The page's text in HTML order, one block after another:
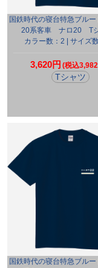
国鉄時代の寝台特急ブル
20系客車 ナロ20 T
カラー数：2 | サイズ
3,620円 (税込
Tシャツ
国鉄時代の寝台特急ブル